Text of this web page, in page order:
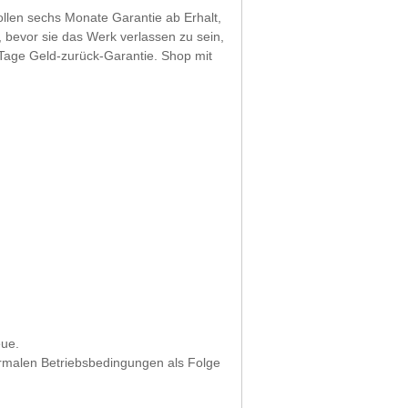
sechs Monate Garantie ab Erhalt,
sie das Werk verlassen zu sein,
Geld-zurück-Garantie. Shop mit
Betriebsbedingungen als Folge